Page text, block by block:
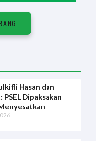
Hasan dan
Dipaksakan